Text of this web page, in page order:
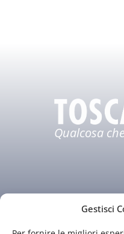
Gestisci
Qualcosa